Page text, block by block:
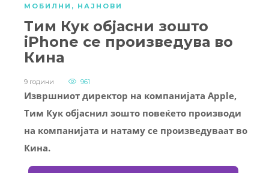
МОБИЛНИ , НАЈНОВИ
Тим Кук објасни зошто
iPhone се произведува во
Кина
9 години 961
Извршниот директор на компанијата Apple,
Тим Кук објаснил зошто повеќето производи
на компанијата и натаму се произведуваат во
Кина.